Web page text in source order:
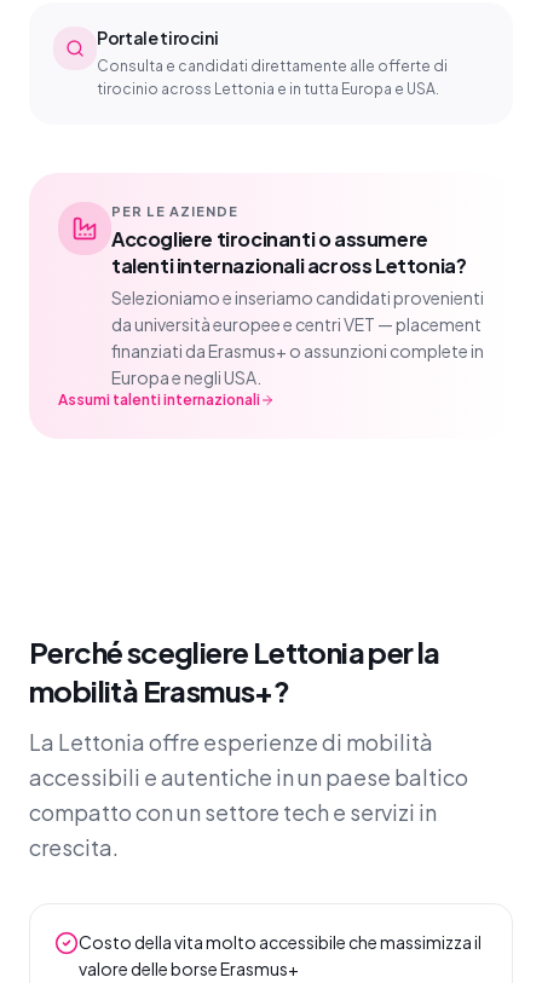
Portale tirocini
Consulta e candidati direttamente alle offerte di
tirocinio across Lettonia e in tutta Europa e USA.
PER LE AZIENDE
Accogliere tirocinanti o assumere
talenti internazionali across Lettonia?
Selezioniamo e inseriamo candidati provenienti
da università europee e centri VET — placement
finanziati da Erasmus+ o assunzioni complete in
Europa e negli USA.
Assumi talenti internazionali
Perché scegliere Lettonia per la
mobilità Erasmus+?
La Lettonia offre esperienze di mobilità
accessibili e autentiche in un paese baltico
compatto con un settore tech e servizi in
crescita.
Costo della vita molto accessibile che massimizza il
valore delle borse Erasmus+